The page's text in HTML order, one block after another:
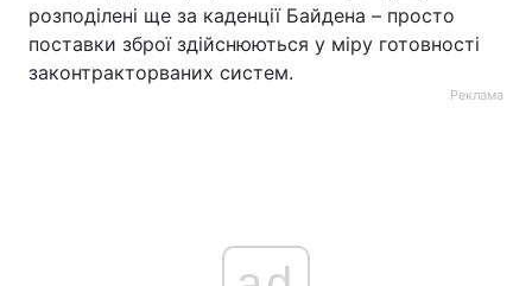
розподілені ще за каденції Байдена – просто
поставки зброї здійснюються у міру готовності
законтракторваних систем.
Реклама